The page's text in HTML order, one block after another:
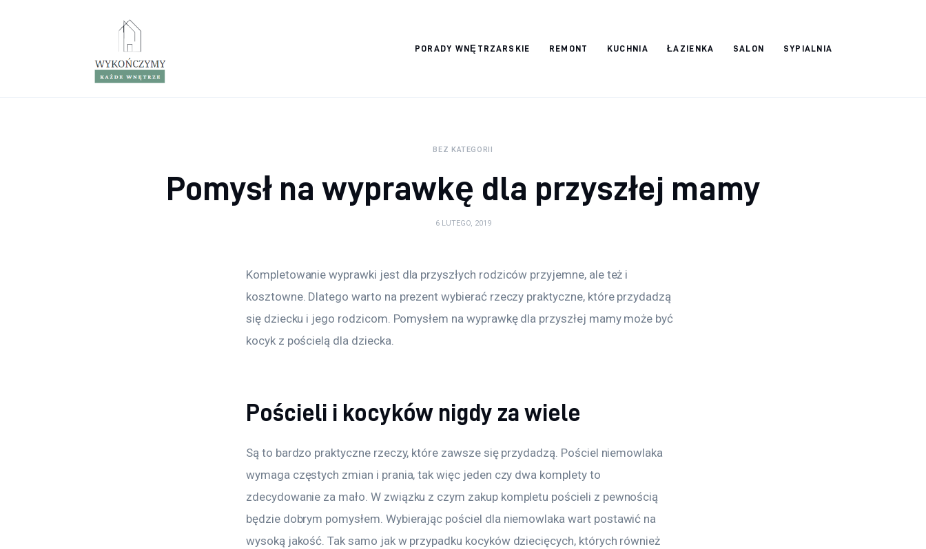
PORADY WNĘTRZARSKIE REMONT KUCHNIA ŁAZIENKA SALON SYPIALNIA
Wykończymy
BEZ KATEGORII
Pomysł na wyprawkę dla przyszłej mamy
6 LUTEGO, 2019
Kompletowanie wyprawki jest dla przyszłych rodziców przyjemne, ale też i
kosztowne. Dlatego warto na prezent wybierać rzeczy praktyczne, które przydadzą
się dziecku i jego rodzicom. Pomysłem na wyprawkę dla przyszłej mamy może być
kocyk z pościelą dla dziecka.
Pościeli i kocyków nigdy za wiele
Są to bardzo praktyczne rzeczy, które zawsze się przydadzą. Pościel niemowlaka
wymaga częstych zmian i prania, tak więc jeden czy dwa komplety to
zdecydowanie za mało. W związku z czym zakup kompletu pościeli z pewnością
będzie dobrym pomysłem. Wybierając pościel dla niemowlaka wart postawić na
wysoką jakość. Tak samo jak w przypadku kocyków dziecięcych, których również